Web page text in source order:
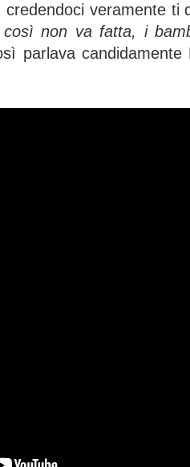
veramente ti
non va fatta, i
parlava